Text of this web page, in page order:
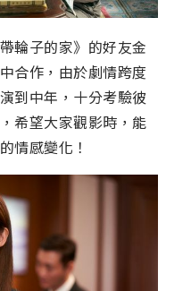
輪子的家》的好友金
合作，由於劇情跨度
到中年，十分考驗彼
希望大家觀影時，能
情感變化！